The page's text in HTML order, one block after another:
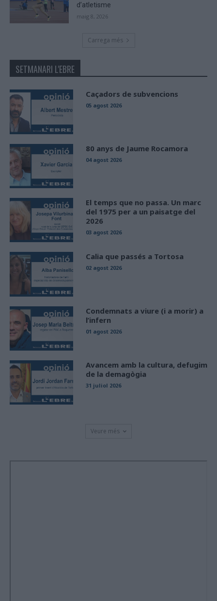
d’atletisme
maig 8, 2026
Carrega més
SETMANARI L'EBRE
Caçadors de subvencions
05 agost 2026
80 anys de Jaume Rocamora
04 agost 2026
El temps que no passa. Un marc
del 1975 per a un paisatge del
2026
03 agost 2026
Calia que passés a Tortosa
02 agost 2026
Condemnats a viure (i a morir) a
l’infern
01 agost 2026
Avancem amb la cultura, defugim
de la demagògia
31 juliol 2026
Veure més